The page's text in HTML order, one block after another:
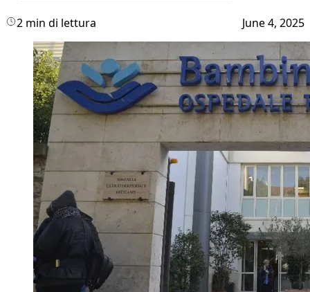
2 min di lettura June 4, 2025